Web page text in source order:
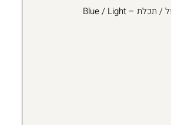
כחול / תכלת – Blue / Light